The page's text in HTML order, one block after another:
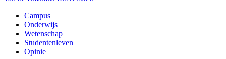
Campus
Onderwijs
Wetenschap
Studentenleven
Opinie